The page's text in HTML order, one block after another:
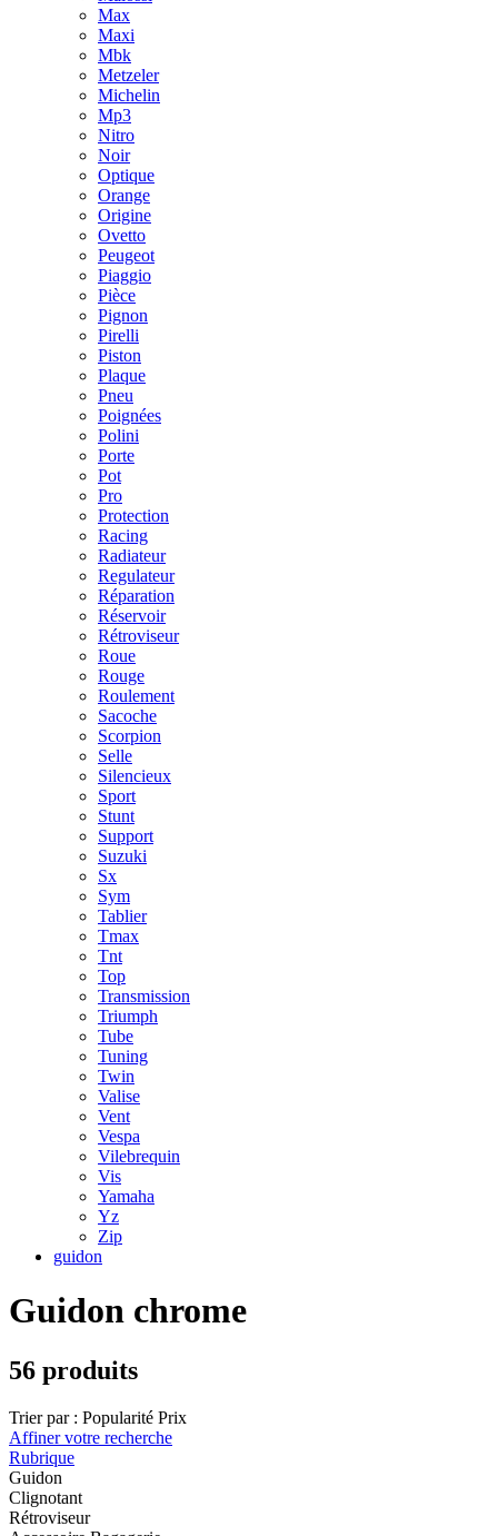
Max
Maxi
Mbk
Metzeler
Michelin
Mp3
Nitro
Noir
Optique
Orange
Origine
Ovetto
Peugeot
Piaggio
Pièce
Pignon
Pirelli
Piston
Plaque
Pneu
Poignées
Polini
Porte
Pot
Pro
Protection
Racing
Radiateur
Regulateur
Réparation
Réservoir
Rétroviseur
Roue
Rouge
Roulement
Sacoche
Scorpion
Selle
Silencieux
Sport
Stunt
Support
Suzuki
Sx
Sym
Tablier
Tmax
Tnt
Top
Transmission
Triumph
Tube
Tuning
Twin
Valise
Vent
Vespa
Vilebrequin
Vis
Yamaha
Yz
Zip
guidon
Guidon chrome
56 produits
Trier par : Popularité Prix
Affiner votre recherche
Rubrique
Guidon
Clignotant
Rétroviseur